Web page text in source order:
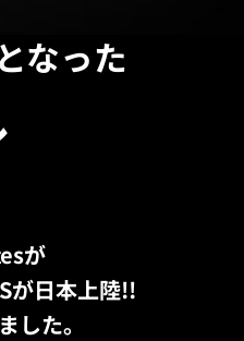
なった
が
が日本上陸!!
した。